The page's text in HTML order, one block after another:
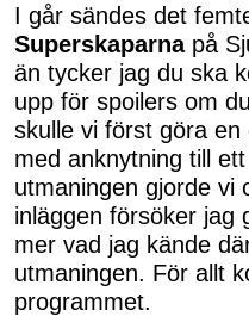
I går sändes det
Superskaparnapå
än tycker jag du ska
upp för spoilers om
skulle vi först göra
med anknytning till
utmaningen gjorde vi
inläggen försöker jag
mer vad jag kände
utmaningen. För allt
programmet.